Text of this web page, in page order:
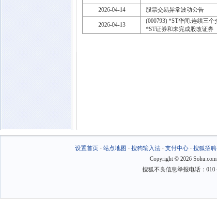
2026-04-14
股票交易异常波动公告
2026-04-13
(000793) *ST华闻:连续三
*ST证券和未完成股改证券
设置首页- 站点地图 - 搜狗输入法- 支付中心- 搜狐招聘
Copyright © 2026
搜狐不良信息举报电话：010